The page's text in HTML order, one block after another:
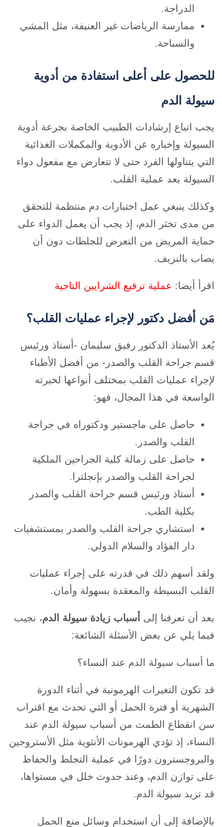
الدراجة.
ممارسة الرياضات غير العنيفة، مثل المشي
والسباحة.
للحصول على أعلى استفادة من أدوية
سيولة الدم
يجب اتباع إرشادات الطبيب الخاصة بجرعة أدوية
السيولة وإخباره عن الأدوية والمكملات الغذائية
التي يتناولها الفرد حتى لا تتعارض مع مفعول دواء
السيولة بعد عملية القلب.
وكذلك ينبغي عمل اختبارات دم منتظمة للتحقق
من مدى تخثر الدم، إذ يجب أن يعمل الدواء على
حماية المريض من التعرض للجلطات دون أن
يصاب بالنزيف.
اقرأ أيضا: عملية ترقيع الشرايين التاجية
مَن أفضل دكتور لإجراء عمليات القلب؟
يُعد الأستاذ الدكتور رفيق سليمان -أستاذ ورئيس
قسم جراحة القلب والصدر- من أفضل الأطباء
لإجراء عمليات القلب بمختلف أنواعها لخبرته
الواسعة في هذا المجال، فهو:
حاصل على ماجستير ودكتوراه في جراحة
القلب والصدر.
حاصل على زمالة كلية الجراحين الملكية
لجراحة القلب والصدر بإنجلترا.
أستاذ ورئيس قسم جراحة القلب والصدر
بكلية الطب.
استشاري جراحة القلب والصدر بمستشفيات
دار الفؤاد والسلام الدولي.
ولقد أسهم ذلك في قدرته على إجراء عمليات
القلب البسيطة والمعقدة بسهولة وأمان.
بعد أن تعرفنا إلى أسباب زيادة سيولة الدم، نجيب
فيما يلي عن بعض الأسئلة الشائعة:
ما أسباب سيولة الدم عند النساء؟
قد تكون التغيرات الهرمونية في أثناء الدورة
الشهرية أو فترة الحمل أو التي تحدث مع اقتراب
سن انقطاع الطمث من أسباب سيولة الدم عند
النساء، إذ تؤدي الهرمونات الأنثوية مثل الأستروجين
والبروجسترون دورًا في عملية التجلط والحفاظ
على توازن الدم، وعند حدوث خلل في مستواها،
قد تزيد سيولة الدم.
بالإضافة إلى أن استخدام وسائل منع الحمل